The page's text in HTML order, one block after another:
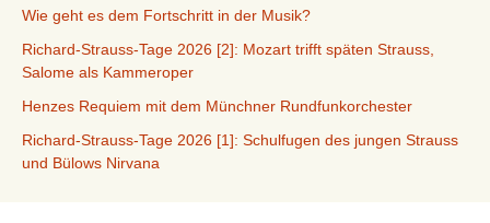
Wie geht es dem Fortschritt in der Musik?
Richard-Strauss-Tage 2026 [2]: Mozart trifft späten Strauss,
Salome als Kammeroper
Henzes Requiem mit dem Münchner Rundfunkorchester
Richard-Strauss-Tage 2026 [1]: Schulfugen des jungen Strauss
und Bülows Nirvana